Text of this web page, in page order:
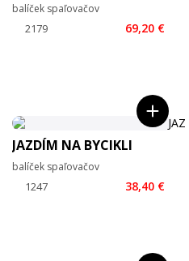
balíček spaľovačov
69,20 €
JAZDÍM NA BYCIKLI
balíček spaľovačov
38,40 €